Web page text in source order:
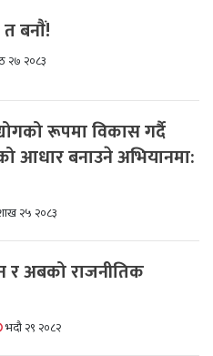
बनाैं!
२७ २०८३
रूपमा विकास गर्दै
आधार बनाउने अभियानमा:
२५ २०८३
अबको राजनीतिक
भदौ २९ २०८२